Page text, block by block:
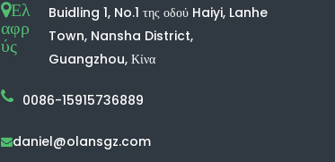
Ελ
αφρ
ύς
Buidling 1, No.1 της οδού Haiyi, Lanhe
Town, Nansha District,
Guangzhou, Κίνα
0086-15915736889
daniel@olansgz.com